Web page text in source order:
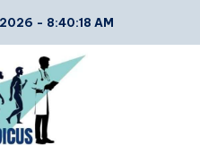
- 8:40:19 AM